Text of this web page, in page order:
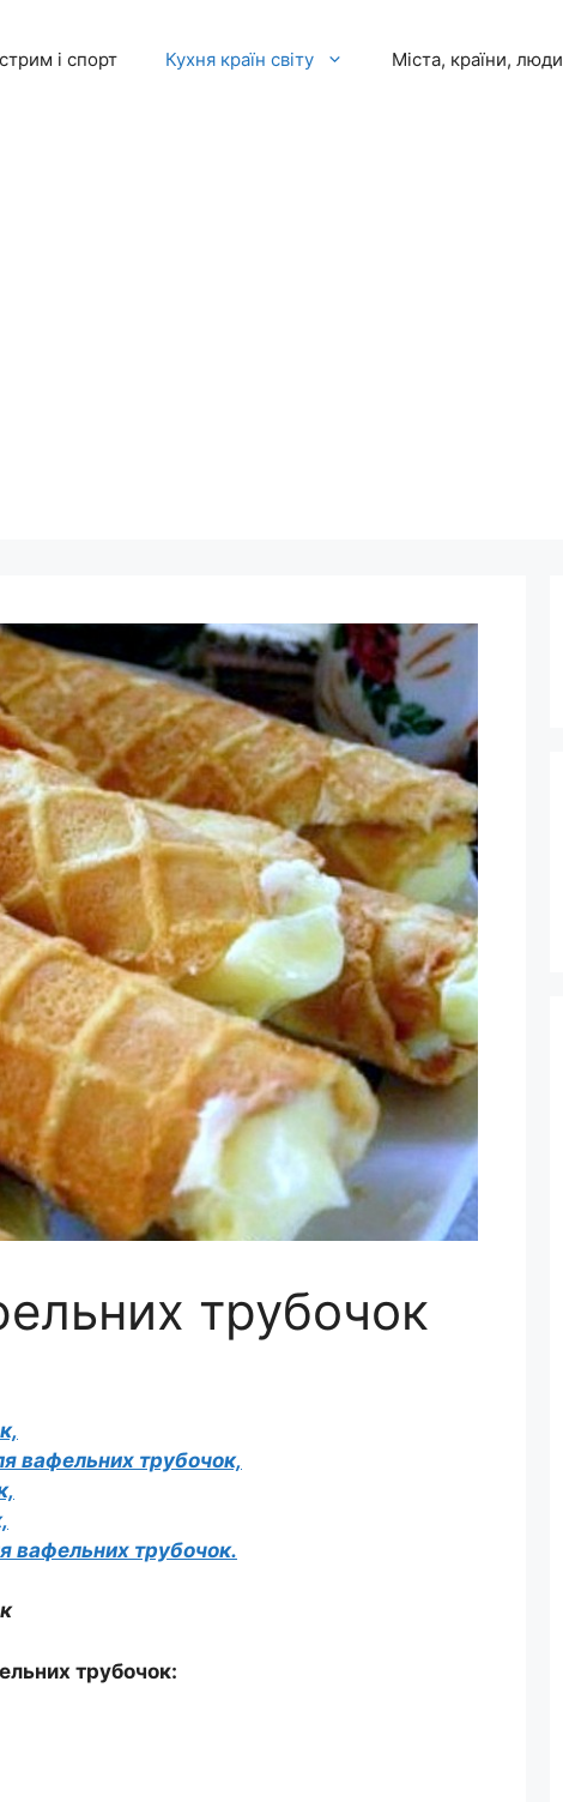
і спорт Кухня країн світу Міста, країни, люди
трубочок
вафельних трубочок,
вафельних трубочок.
трубочок: